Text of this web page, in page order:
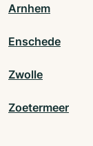
Arnhem
Enschede
Zwolle
Zoetermeer